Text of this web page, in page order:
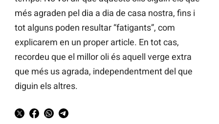
més agraden pel dia a dia de casa nostra, fins i
tot alguns poden resultar “fatigants”, com
explicarem en un proper article. En tot cas,
recordeu que el millor oli és aquell verge extra
que més us agrada, independentment del que
diguin els altres.